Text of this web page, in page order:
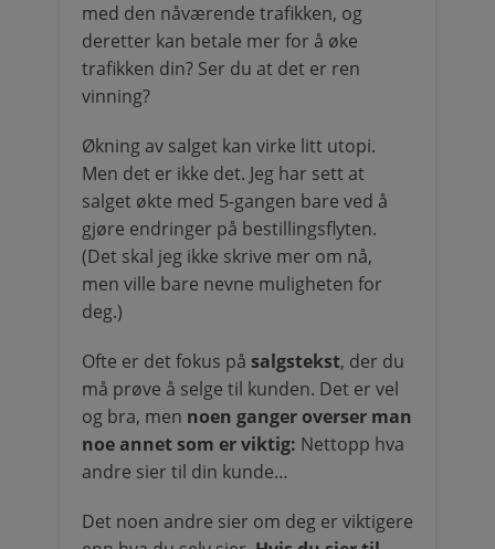
med den nåværende trafikken, og
deretter kan betale mer for å øke
trafikken din? Ser du at det er ren
vinning?
Økning av salget kan virke litt utopi.
Men det er ikke det. Jeg har sett at
salget økte med 5-gangen bare ved å
gjøre endringer på bestillingsflyten.
(Det skal jeg ikke skrive mer om nå,
men ville bare nevne muligheten for
deg.)
Ofte er det fokus på salgstekst, der du
må prøve å selge til kunden. Det er vel
og bra, men noen ganger overser man
noe annet som er viktig: Nettopp hva
andre sier til din kunde…
Det noen andre sier om deg er viktigere